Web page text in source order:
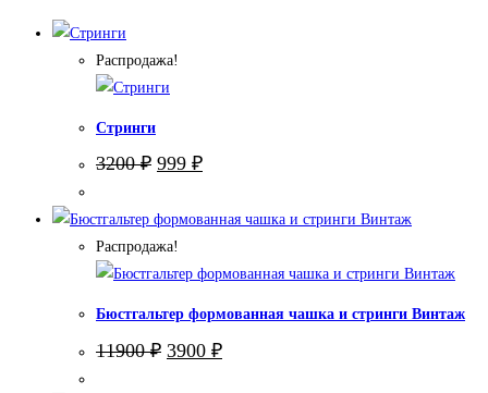
Распродажа!
Стринги
3200₽ Первоначальная
3200 ₽.
999 ₽Текущая
Распродажа!
Бюстгальтер формованная чашка и стринги Винтаж
11900₽ Первоначальная
цена
3900 ₽Текущая
цена: